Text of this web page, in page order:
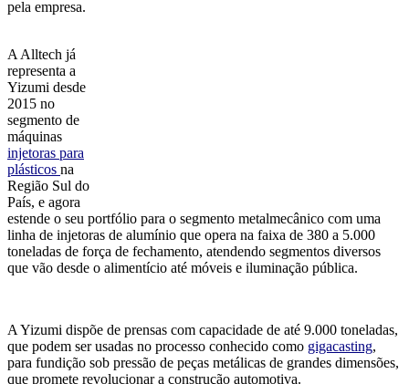
pela empresa.
A Alltech já
representa a
Yizumi desde
2015 no
segmento de
máquinas
injetoras para
plásticos na
Região Sul do
País, e agora
estende o seu portfólio para o segmento metalmecânico com uma
linha de injetoras de alumínio que opera na faixa de 380 a 5.000
toneladas de força de fechamento, atendendo segmentos diversos
que vão desde o alimentício até móveis e iluminação pública.
A Yizumi dispõe de prensas com capacidade de até 9.000 toneladas,
que podem ser usadas no processo conhecido como gigacasting,
para fundição sob pressão de peças metálicas de grandes dimensões,
que promete revolucionar a construção automotiva.